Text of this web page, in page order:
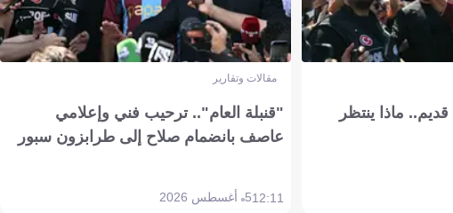
ماذا ينتظر
مقالات وتقارير
"قنبلة العام".. ترحيب فني وإعلامي
عاصف بانضمام صلاح إلى طرابزون سبور
12:115 أغسطس 2026